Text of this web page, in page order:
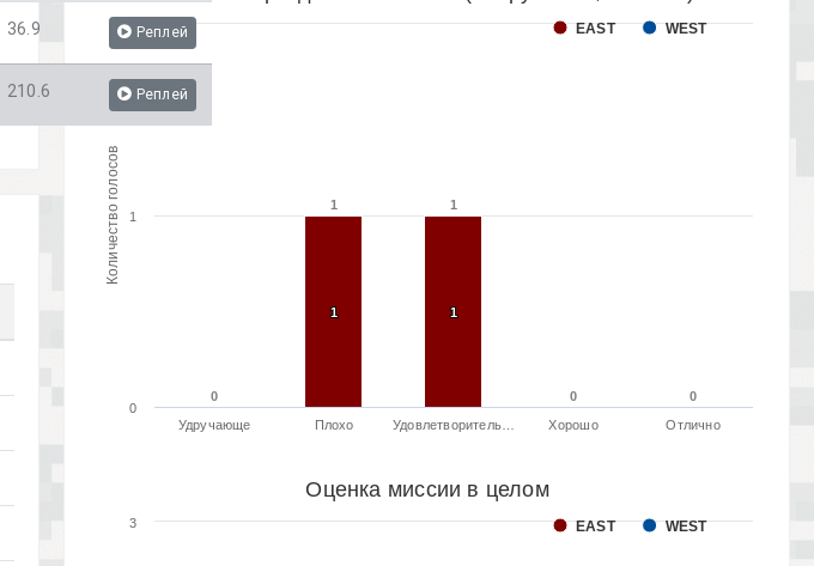
Количество голосов
0
0
1
1 1
1
0
0 0
0
1
1 1
1
EAST WEST
Удручающе Плохо Удовлетворитель… Хорошо Отлично
0
1
2
Оценка миссии в целом
EAST WEST
3
36.9 Реплей
210.6 Реплей